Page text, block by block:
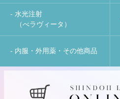
- 水光注射
（べラヴィータ）
- 内服・外用薬・その他商品